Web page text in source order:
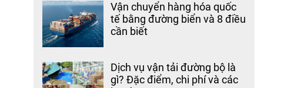
Vận chuyển hàng hóa quốc
tế bằng đường biển và 8 điều
cần biết
Dịch vụ vận tải đường bộ là
gì? Đặc điểm, chi phí và các